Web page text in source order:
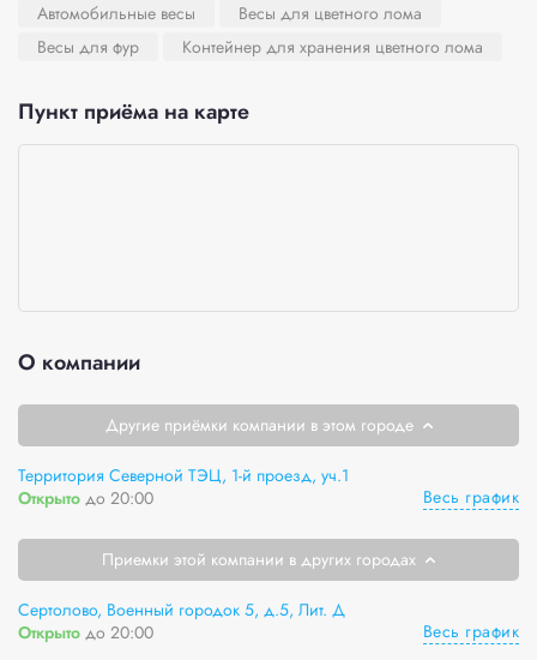
Автомобильные весы
Весы для цветного лома
Весы для фур
Контейнер для хранения цветного лома
Пункт приёма на карте
О компании
Другие приёмки компании в этом городе
Территория Северной ТЭЦ, 1-й проезд, уч.1
Открыто до 20:00 Весь график
Приемки этой компании в других городах
Сертолово, Военный городок 5, д.5, Лит. Д
Открыто до 20:00
Весь график